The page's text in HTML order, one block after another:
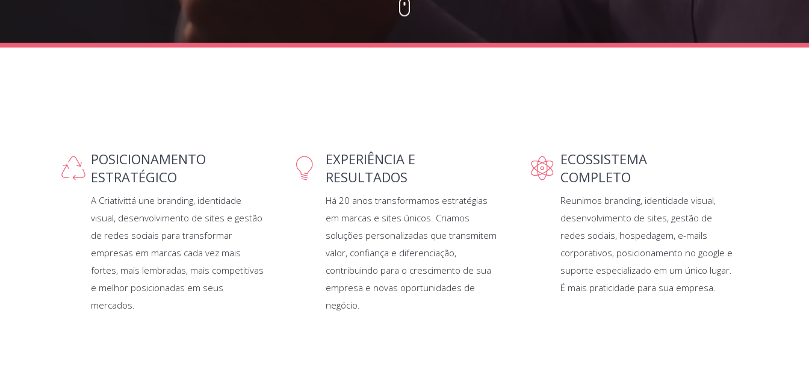
POSICIONAMENTO
ESTRATÉGICO
A Criativittá une branding, identidade
visual, desenvolvimento de sites e gestão
de redes sociais para transformar
empresas em marcas cada vez mais
fortes, mais lembradas, mais competitivas
e melhor posicionadas em seus
mercados.
EXPERIÊNCIA E
RESULTADOS
Há 20 anos transformamos estratégias
em marcas e sites únicos. Criamos
soluções personalizadas que transmitem
valor, confiança e diferenciação,
contribuindo para o crescimento de sua
empresa e novas oportunidades de
negócio.
ECOSSISTEMA
COMPLETO
Reunimos branding, identidade visual,
desenvolvimento de sites, gestão de
redes sociais, hospedagem, e-mails
corporativos, posicionamento no google e
suporte especializado em um único lugar.
É mais praticidade para sua empresa.